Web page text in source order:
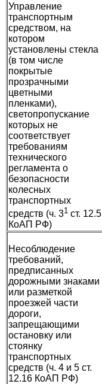
Управление
транспортным
средством, на
котором
установлены стекла
(в том числе
покрытые
прозрачными
цветными
пленками),
светопропускание
которых не
соответствует
требованиям
технического
регламента о
безопасности
колесных
транспортных
средств (ч. 31 ст. 12.5
КоАП РФ)
Несоблюдение
требований,
предписанных
дорожными знаками
или разметкой
проезжей части
дороги,
запрещающими
остановку или
стоянку
транспортных
средств (ч. 4 и 5 ст.
12.16 КоАП РФ)